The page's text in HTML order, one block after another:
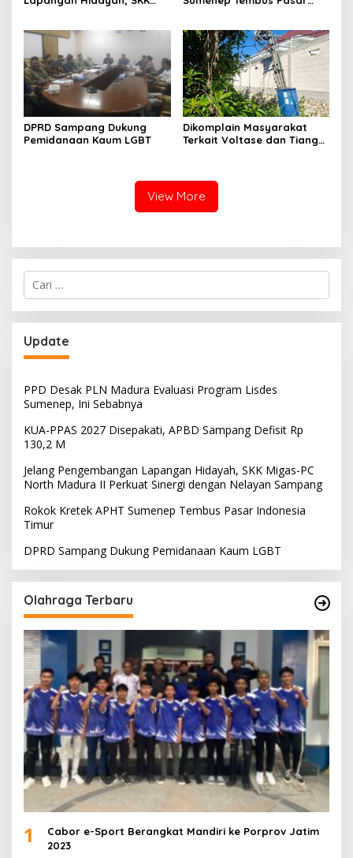
Nelayan Sampang
DPRD Sampang Dukung
Pemidanaan Kaum LGBT
Dikomplain Masyarakat
Terkait Voltase dan Tiang
View More
Cari
untuk:
Update
PPD Desak PLN Madura Evaluasi Program Lisdes
Sumenep, Ini Sebabnya
KUA-PPAS 2027 Disepakati, APBD Sampang Defisit Rp
130,2 M
Jelang Pengembangan Lapangan Hidayah, SKK Migas-PC
North Madura II Perkuat Sinergi dengan Nelayan Sampang
Rokok Kretek APHT Sumenep Tembus Pasar Indonesia
Timur
DPRD Sampang Dukung Pemidanaan Kaum LGBT
Olahraga Terbaru
1
Cabor e-Sport Berangkat Mandiri ke Porprov Jatim
2023